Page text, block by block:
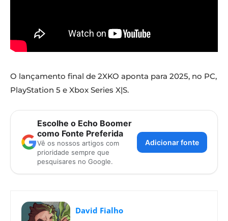
O lançamento final de 2XKO aponta para 2025, no PC,
PlayStation 5 e Xbox Series X|S.
Escolhe o Echo Boomer
como Fonte Preferida
Vê os nossos artigos com
prioridade sempre que
pesquisares no Google.
Adicionar fonte
David Fialho